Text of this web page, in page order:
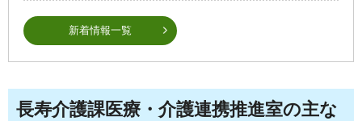
新着情報一覧
長寿介護課医療・介護連携推進室の主な